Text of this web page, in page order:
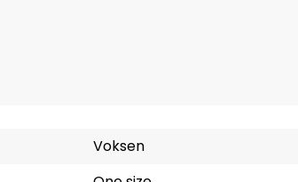
Voksen